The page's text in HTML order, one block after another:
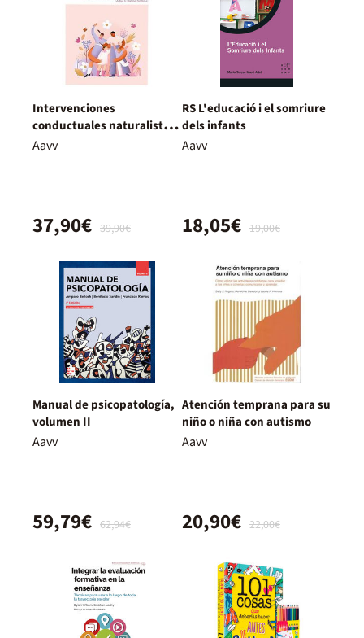
Intervenciones
conductuales naturalistas
y del desarrollo y la
Aavv
39,90€
37,90€
RS L'educació i el somriure
dels infants
Aavv
19,00€
18,05€
Manual de psicopatología,
volumen II
Aavv
62,94€
59,79€
Atención temprana para su
niño o niña con autismo
Aavv
22,00€
20,90€